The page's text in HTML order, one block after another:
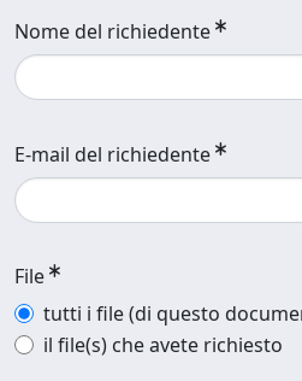
Nome del richiedente
E-mail del richiedente
File
tutti i file (di questo
il file(s) che avete richiesto